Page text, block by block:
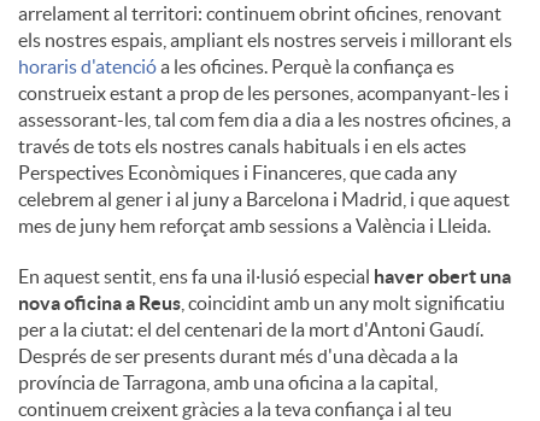
arrelament al territori: continuem obrint oficines, renovant
els nostres espais, ampliant els nostres serveis i millorant els
horaris d'atencióa les oficines. Perquè la confiança es
construeix estant a prop de les persones, acompanyant-les i
assessorant-les, tal com fem dia a dia a les nostres oficines, a
través de tots els nostres canals habituals i en els actes
Perspectives Econòmiques i Financeres, que cada any
celebrem al gener i al juny a Barcelona i Madrid, i que aquest
mes de juny hem reforçat amb sessions a València i Lleida.
En aquest sentit, ens fa una il·lusió especial haver obert una
nova oficina a Reus , coincidint amb un any molt significatiu
per a la ciutat: el del centenari de la mort d'Antoni Gaudí.
Després de ser presents durant més d'una dècada a la
província de Tarragona, amb una oficina a la capital,
continuem creixent gràcies a la teva confiança i al teu